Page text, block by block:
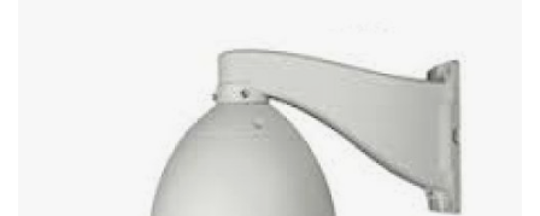
UPS Источники бесперебойного питания
Мышки и Клавиатуры